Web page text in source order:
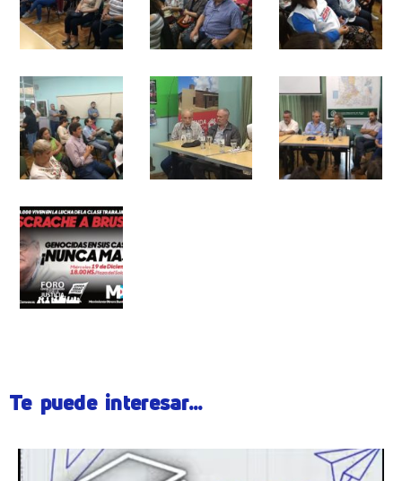
Te puede interesar...